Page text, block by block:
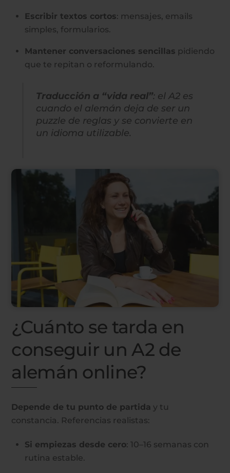
Escribir textos cortos: mensajes, emails
simples, formularios.
Mantener conversaciones sencillas pidiendo
que te repitan o reformulando.
Traducción a “vida real”: el A2 es
cuando el alemán deja de ser un
puzzle de reglas y se convierte en
un idioma utilizable.
¿Cuánto se tarda en
conseguir un A2 de
alemán online?
Depende de tu punto de partida y tu
constancia. Referencias realistas:
Si empiezas desde cero: 10–16 semanas con
rutina estable.